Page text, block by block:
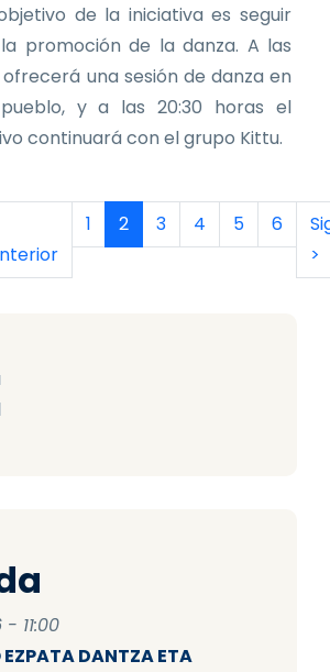
11:00
DANTZA ETA
de la iniciativa es seguir
promoción de la danza. A las
ofrecerá una sesión de danza en
y a las 20:30 horas el
continuará con el grupo Kittu.
anteriorPágina
1 Página actual
2 Página
3 Página
4 Página
5 Página
6
>